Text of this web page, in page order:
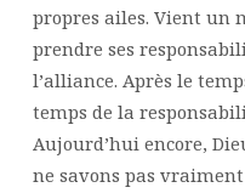
propres ailes. Vient un
prendre ses
l’alliance. Après le
temps de la
Aujourd’hui encore,
ne savons pas